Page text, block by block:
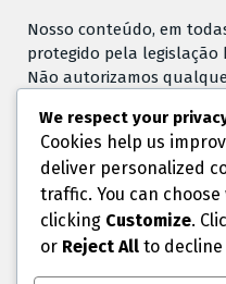
Nosso conteúdo, em
protegido pela legislação
Não autorizamos
We respect your
Cookies help us
deliver personalized
traffic. You can
clicking Customize.
or Reject All to